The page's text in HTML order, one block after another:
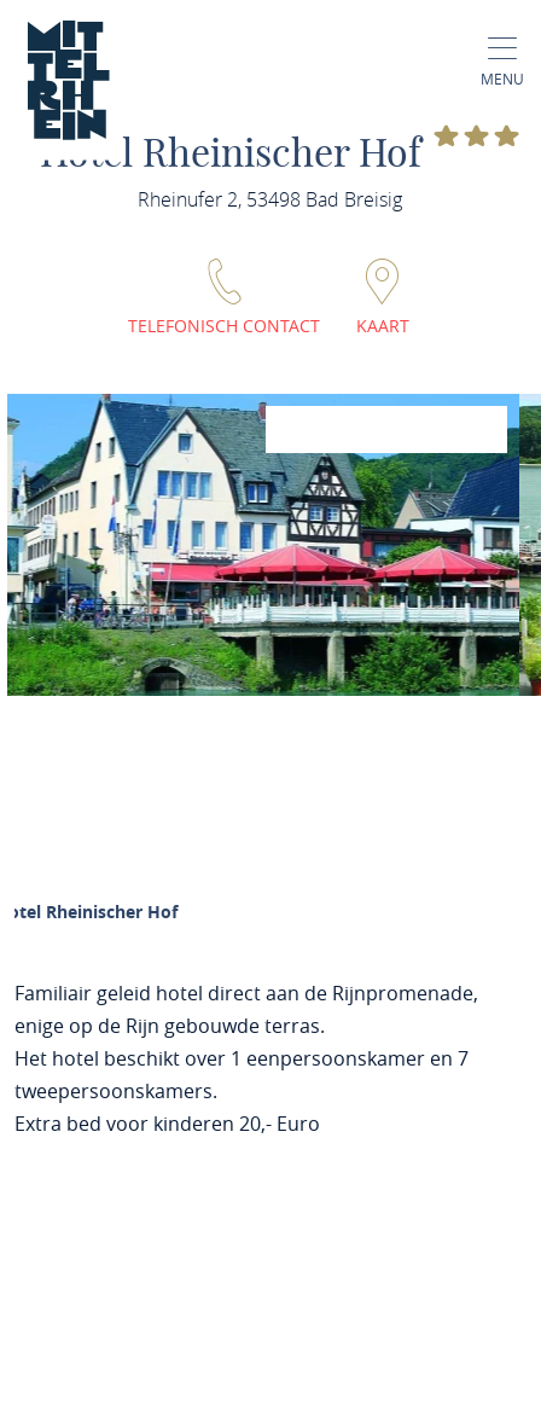
MENU
Hotel Rheinischer Hof
Rheinufer 2, 53498 Bad Breisig
TELEFONISCH CONTACT KAART
Rheinischer Hof
Familiair geleid hotel direct aan de Rijnpromenade,
enige op de Rijn gebouwde terras.
Het hotel beschikt over 1 eenpersoonskamer en 7
tweepersoonskamers.
Extra bed voor kinderen 20,- Euro